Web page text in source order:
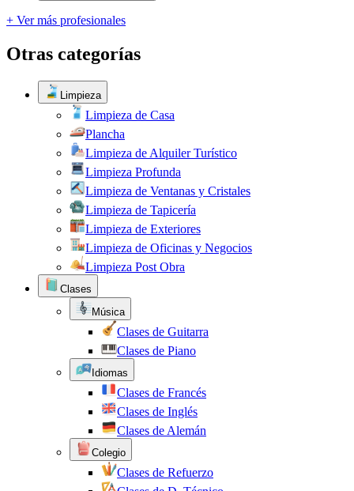
+ Ver más profesionales
Otras categorías
Limpieza
Limpieza de Casa
Plancha
Limpieza de Alquiler Turístico
Limpieza Profunda
Limpieza de Ventanas y Cristales
Limpieza de Tapicería
Limpieza de Exteriores
Limpieza de Oficinas y Negocios
Limpieza Post Obra
Clases
Música
Clases de Guitarra
Clases de Piano
Idiomas
Clases de Francés
Clases de Inglés
Clases de Alemán
Colegio
Clases de Refuerzo